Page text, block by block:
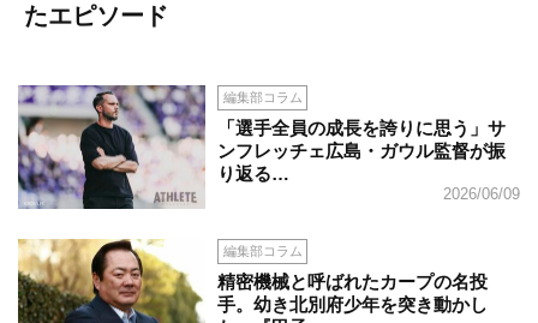
たエピソード
編集部コラム
「選手全員の成長を誇りに思う」サ
ンフレッチェ広島・ガウル監督が振
り返る…
2026/06/09
編集部コラム
精密機械と呼ばれたカープの名投
手。幼き北別府少年を突き動かし